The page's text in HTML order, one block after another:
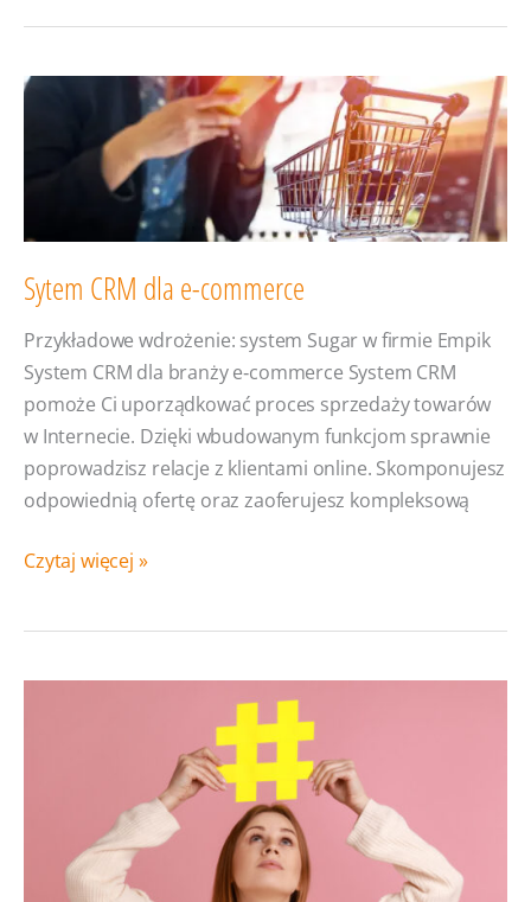
Sytem CRM dla e-commerce
Przykładowe wdrożenie: system Sugar w firmie Empik
System CRM dla branży e‑commerce System CRM
pomoże Ci uporządkować proces sprzedaży towarów
w Internecie. Dzięki wbudowanym funkcjom sprawnie
poprowadzisz relacje z klientami online. Skomponujesz
odpowiednią ofertę oraz zaoferujesz kompleksową
Sytem
commerce
Czytaj więcej »